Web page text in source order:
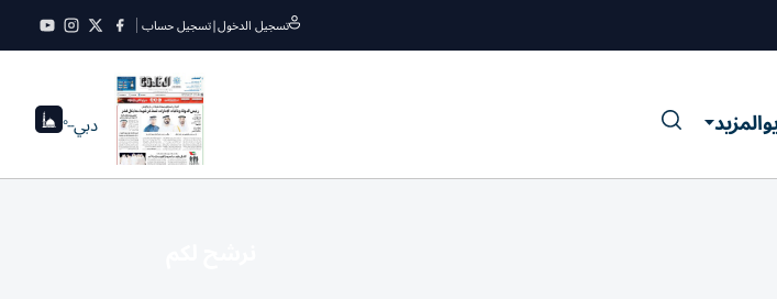
تسجيل الدخول|تسجيل حساب
المزيد دبي--°